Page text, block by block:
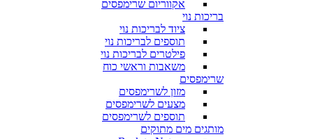
אקווריום שרימפסים
בריכות נוי
ציוד לבריכות נוי
תוספים לבריכות נוי
פילטרים לבריכות נוי
משאבות וראשי כוח
שרימפסים
מזון לשרימפסים
מצעים לשרימפסים
תוספים לשרימפסים
מותגים מים מתוקים